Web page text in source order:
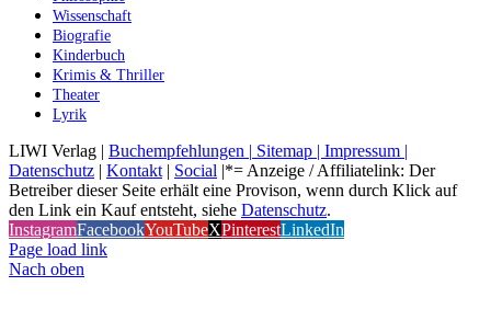
Wissenschaft
Biografie
Kinderbuch
Krimis & Thriller
Theater
Lyrik
LIWI Verlag | Buchempfehlungen | Sitemap | Impressum |
Datenschutz | Kontakt | Social |*= Anzeige / Affiliatelink: Der
Betreiber dieser Seite erhält eine Provison, wenn durch Klick auf
den Link ein Kauf entsteht, siehe Datenschutz.
InstagramFacebookYouTubeXPinterestLinkedIn
Page load link
Nach oben